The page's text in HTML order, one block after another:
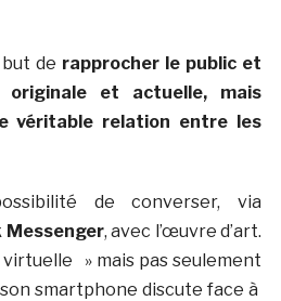
de rapprocher le public et
originale et actuelle, mais
véritable relation entre les
de converser, via
Messenger, avec l’œuvre d’art.
» mais pas seulement
smartphone discute face à